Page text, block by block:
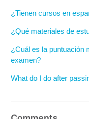
¿Tienen cursos en
¿Qué materiales de
¿Cuál es la puntuación
examen?
What do I do after